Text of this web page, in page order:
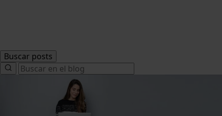
Buscar posts
Search
for: